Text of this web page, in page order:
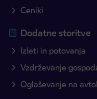
Ceniki
Dodatne storitve
Izleti in potovanja
Vzdrževanje
Oglaševanje na